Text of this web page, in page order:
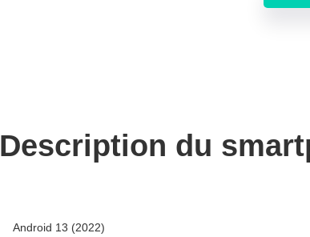
Description du
Android 13 (2022)